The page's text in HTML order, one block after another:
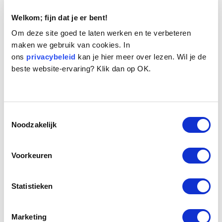
Welkom; fijn dat je er bent!
Om deze site goed te laten werken en te verbeteren
maken we gebruik van cookies. In
ons privacybeleid kan je hier meer over lezen. Wil je de
beste website-ervaring? Klik dan op OK.
Noodzakelijk
Voorkeuren
Statistieken
Marketing
Leeftijd: 10
Geslacht:
Geplaatst.
beetje een prinsje, het is duidelijk dat hij altijd ernstig is vertroeteld.